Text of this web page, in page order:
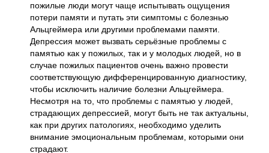
пожилые люди могут чаще испытывать ощущения
потери памяти и путать эти симптомы с болезнью
Альцгеймера или другими проблемами памяти.
Депрессия может вызвать серьёзные проблемы с
памятью как у пожилых, так и у молодых людей, но в
случае пожилых пациентов очень важно провести
соответствующую дифференцированную диагностику,
чтобы исключить наличие болезни Альцгеймера.
Несмотря на то, что проблемы с памятью у людей,
страдающих депрессией, могут быть не так актуальны,
как при других патологиях, необходимо уделить
внимание эмоциональным проблемам, которыми они
страдают.